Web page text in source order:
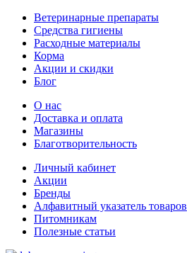
Ветeринарные препараты
Средства гигиены
Расходные материалы
Корма
Акции и скидки
Блог
О нас
Доставка и оплата
Магазины
Благотворительность
Личный кабинет
Акции
Бренды
Алфавитный указатель товаров
Питомникам
Полезные статьи